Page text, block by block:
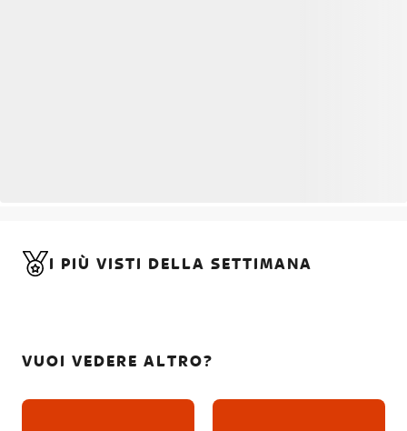
I PIÙ VISTI DELLA SETTIMANA
VUOI VEDERE ALTRO?